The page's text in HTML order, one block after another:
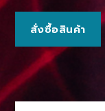
สั่งซื้อสินค้า